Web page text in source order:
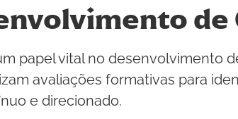
de
papel vital no desenvolvimento
avaliações formativas para
e direcionado.